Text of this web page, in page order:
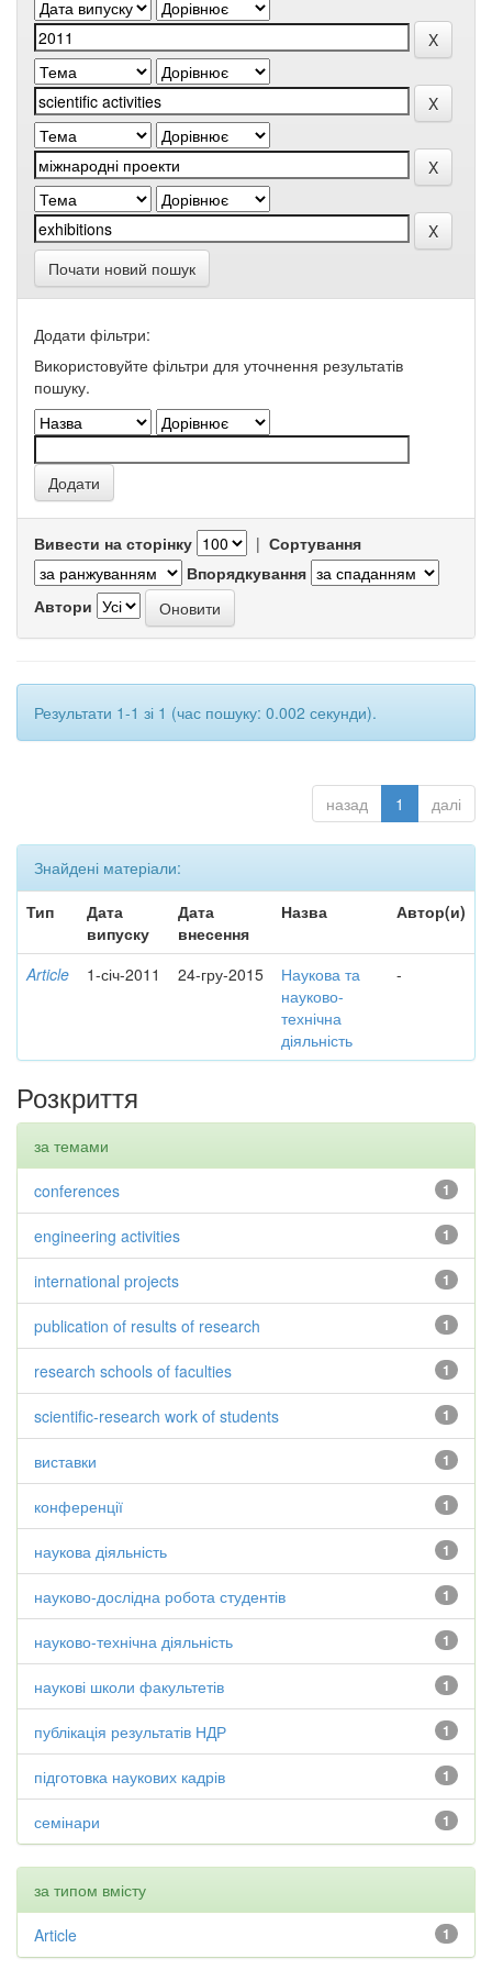
Почати новий пошук
Додати фільтри:
Використовуйте фільтри для уточнення результатів
пошуку.
Вивести на сторінку | Сортування
Впорядкування
Автори
Результати 1-1 зі 1 (час пошуку: 0.002 секунди).
назад 1 далі
Знайдені матеріали:
Тип
Дата
випуску
Дата
внесення
Назва Автор(и)
Article 1-січ-2011 24-гру-2015
Наукова та
науково-
технічна
діяльність
-
Розкриття
за темами
1
conferences
1
engineering activities
1
international projects
1
publication of results of research
1
research schools of faculties
1
scientific-research work of students
1
виставки
1
конференції
1
наукова діяльність
1
науково-дослідна робота студентів
1
науково-технічна діяльність
1
наукові школи факультетів
1
публікація результатів НДР
1
підготовка наукових кадрів
1
семінари
за типом вмісту
1
Article